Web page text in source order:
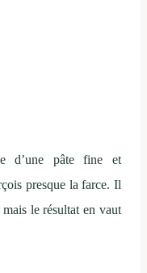
d’une pâte fine et
presque la farce. Il
le résultat en vaut